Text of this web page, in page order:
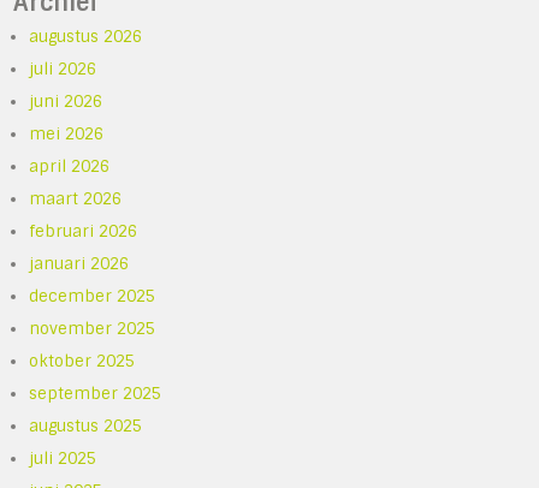
augustus 2026
juli 2026
juni 2026
mei 2026
april 2026
maart 2026
februari 2026
januari 2026
december 2025
november 2025
oktober 2025
september 2025
augustus 2025
juli 2025